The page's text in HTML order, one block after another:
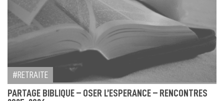
RETRAITE
PARTAGE BIBLIQUE – OSER L’ESPERANCE – RENCONTRES